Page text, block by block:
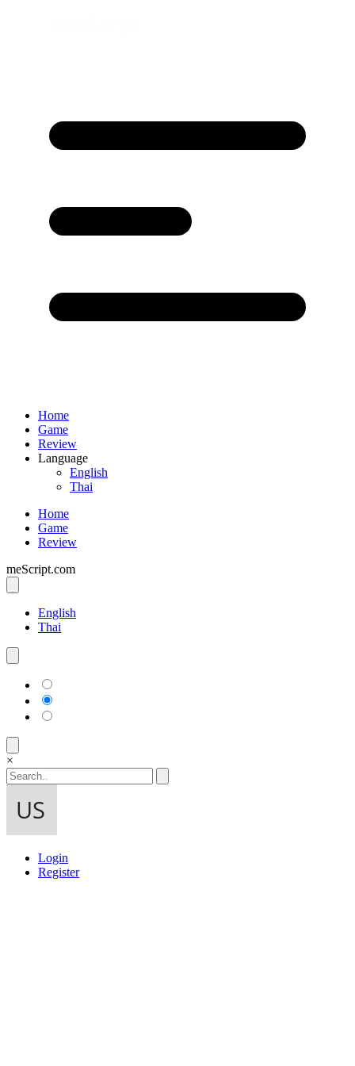
Home
Game
Review
Language
English
Thai
Home
Game
Review
meScript.com
English
Thai
×
Login
Register